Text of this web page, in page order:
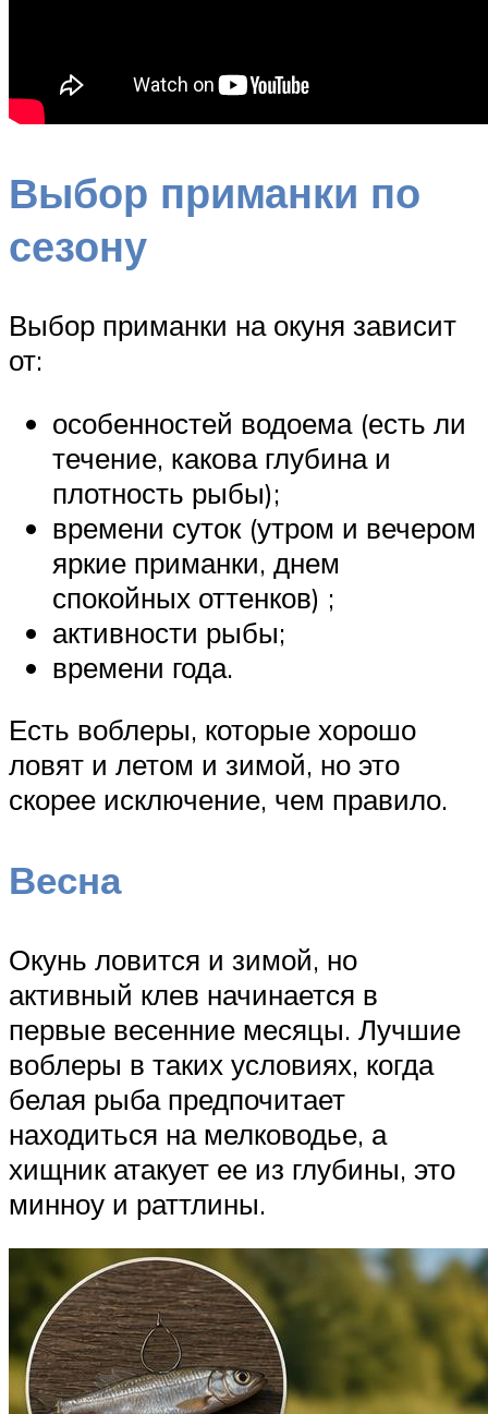
Выбор приманки по
сезону
Выбор приманки на окуня зависит
от:
особенностей водоема (есть ли
течение, какова глубина и
плотность рыбы);
времени суток (утром и вечером
яркие приманки, днем
спокойных оттенков) ;
активности рыбы;
времени года.
Есть воблеры, которые хорошо
ловят и летом и зимой, но это
скорее исключение, чем правило.
Весна
Окунь ловится и зимой, но
активный клев начинается в
первые весенние месяцы. Лучшие
воблеры в таких условиях, когда
белая рыба предпочитает
находиться на мелководье, а
хищник атакует ее из глубины, это
минноу и раттлины.